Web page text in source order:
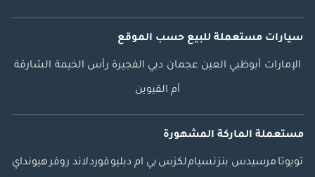
سيارات مستعملة للبيع حسب الموقع
الإمارات أبوظبي العين عجمان دبي الفجيرة رأس الخيمة الشارقة
أم القيوين
مستعملة الماركة المشهورة
تويوتا مرسيدس بنزنسياملكزس بي ام دبليوفوردلاند روفرهيونداي